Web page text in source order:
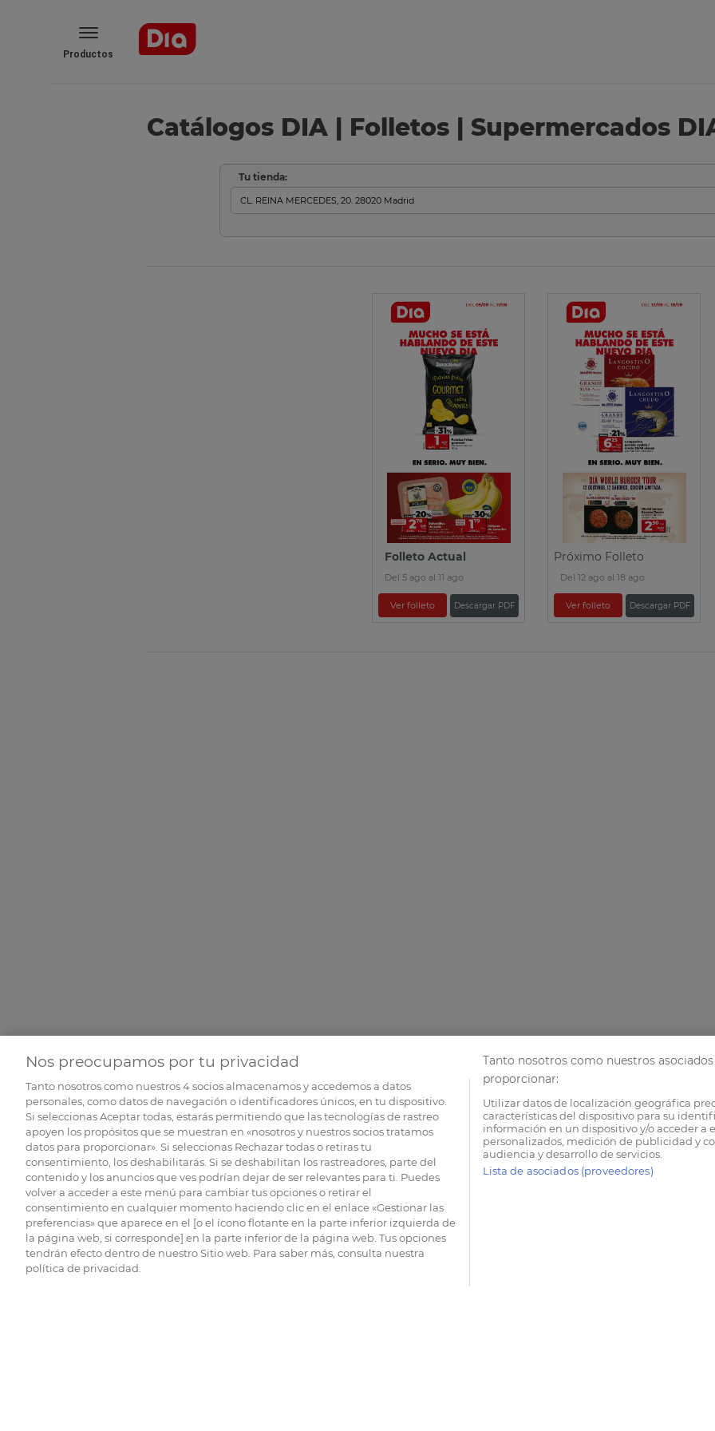
Productos
Catálogos DIA | Folletos | Supermercados
Tu tienda:
Folleto Actual
Del 5 ago al 11 ago
Ver folleto Descargar PDF
Próximo Folleto
Del 12 ago al 18 ago
Ver folleto Descargar PDF
Nos preocupamos por tu privacidad
Tanto nosotros como nuestros4socios almacenamos y accedemos a datos
personales, como datos de navegación o identificadores únicos, en tu dispositivo.
Si seleccionas Aceptar todas, estarás permitiendo que las tecnologías de rastreo
apoyen los propósitos que se muestran en «nosotros y nuestros socios tratamos
datos para proporcionar». Si seleccionas Rechazar todas o retiras tu
consentimiento, los deshabilitarás. Si se deshabilitan los rastreadores, parte del
contenido y los anuncios que ves podrían dejar de ser relevantes para ti. Puedes
volver a acceder a este menú para cambiar tus opciones o retirar el
consentimiento en cualquier momento haciendo clic en el enlace «Gestionar las
preferencias» que aparece en el [o el ícono flotante en la parte inferior izquierda de
la página web, si corresponde] en la parte inferior de la página web. Tus opciones
tendrán efecto dentro de nuestro Sitio web. Para saber más, consulta nuestra
política de privacidad.
Tanto nosotros como nuestros
proporcionar:
Utilizar datos de localización geográfica
características del dispositivo para su
información en un dispositivo y/o acceder a
personalizados, medición de publicidad y
audiencia y desarrollo de servicios.
Lista de asociados (proveedores)